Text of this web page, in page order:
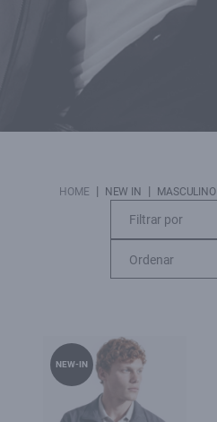
HOME | NEW IN | MASCULINO
Filtrar por
NEW-IN